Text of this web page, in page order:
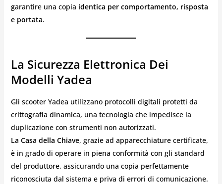
garantire una copia identica per comportamento, risposta
e portata.
La Sicurezza Elettronica Dei
Modelli Yadea
Gli scooter Yadea utilizzano protocolli digitali protetti da
crittografia dinamica, una tecnologia che impedisce la
duplicazione con strumenti non autorizzati.
La Casa della Chiave, grazie ad apparecchiature certificate,
è in grado di operare in piena conformità con gli standard
del produttore, assicurando una copia perfettamente
riconosciuta dal sistema e priva di errori di comunicazione.